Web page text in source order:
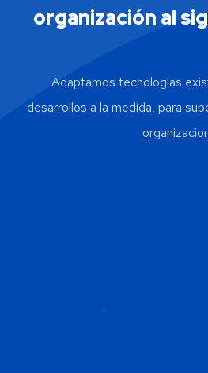
organización al
Adaptamos tecnologías
desarrollos a la medida, para